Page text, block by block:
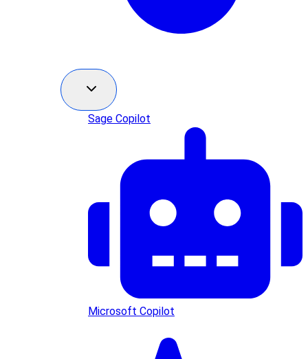
Sage Copilot
Microsoft Copilot